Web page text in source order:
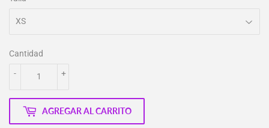
Cantidad
+
-
AGREGAR AL CARRITO